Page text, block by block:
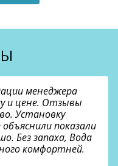
менеджера
и цене. Отзывы
Установку
показали
Без запаха, Вода
комфортней.